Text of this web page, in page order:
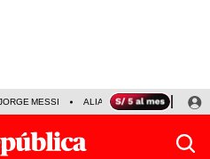
MESSI ALIANZA LIMA VS SPORT